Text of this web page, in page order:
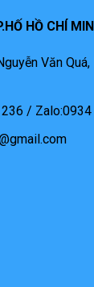
HỒ CHÍ
Văn
/